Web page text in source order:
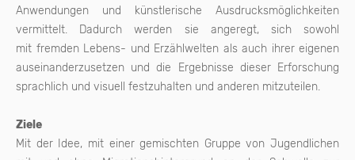
Anwendungen und künstlerische Ausdrucksmöglichkeiten
vermittelt. Dadurch werden sie angeregt, sich sowohl
mit fremden Lebens- und Erzählwelten als auch ihrer eigenen
auseinanderzusetzen und die Ergebnisse dieser Erforschung
sprachlich und visuell festzuhalten und anderen mitzuteilen.
Ziele
Mit der Idee, mit einer gemischten Gruppe von Jugendlichen